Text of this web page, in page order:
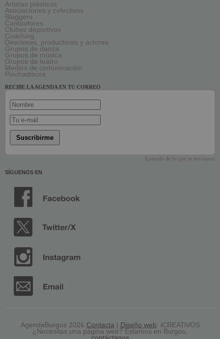
Artistas plásticos
Asociaciones y colectivos
Bloggers
Cantautores
Clubes deportivos
Coaching
Directores, productores y actores
Grupos de danza
Grupos de música
Grupos de teatro
Medios de comunicación
Pinchadiscos
RECIBE LA AGENDA EN TU CORREO
Suscribirme
Ejemplo de lo que te enviamos
SÍGUENOS EN
AgendaBurgos 2026 Contacta| Diseño web: iCREATiVOS
¿Necesitas una página web? Estamos en Burgos,